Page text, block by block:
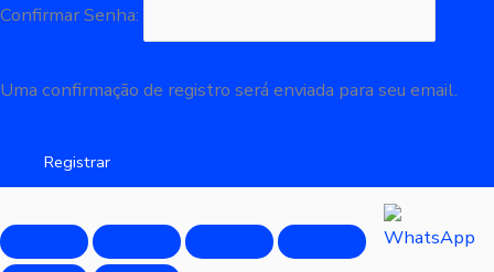
Confirmar Senha:
Uma confirmação de registro será enviada para seu email.